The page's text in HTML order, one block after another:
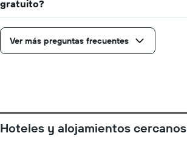
de
una
habitación
gratuito?
Ver más preguntas frecuentes
Hoteles y alojamientos cercanos